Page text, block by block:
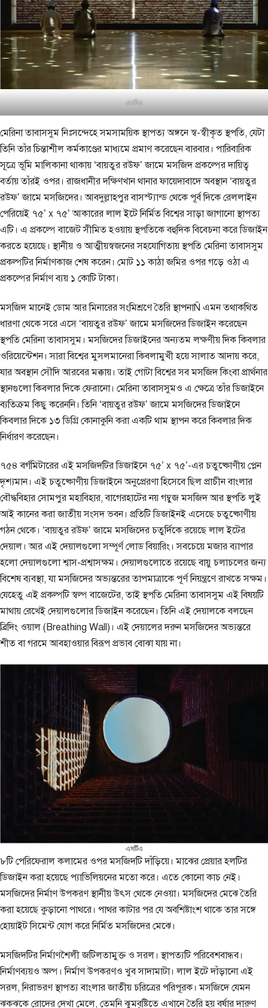
এমটিএ
মেরিনা তাবাসসুম নিঃসন্দেহে সমসাময়িক স্থাপত্য অঙ্গনে স্ব-স্বীকৃত স্থপতি, যেটা
তিনি তাঁর চিন্তাশীল কর্মকাণ্ডের মাধ্যমে প্রমাণ করেছেন বারবার। পারিবারিক
সূত্রে ভূমি মালিকানা থাকায় ‘বায়তুর রউফ’ জামে মসজিদ প্রকল্পের দায়িত্ব
বর্তায় তাঁরই ওপর। রাজধানীর দক্ষিণখান থানার ফায়েদাবাদে অবস্থান ‘বায়তুর
রউফ’ জামে মসজিদের। আবদুল্লাহপুর বাসস্ট্যান্ড থেকে পূর্ব দিকে রেললাইন
পেরিয়েই ৭৫’ x ৭৫’ আকারের লাল ইটে নির্মিত বিশ্বের সাড়া জাগানো স্থাপত্য
এটি। এ প্রকল্পে বাজেট সীমিত হওয়ায় স্থপতিকে বহুদিক বিবেচনা করে ডিজাইন
করতে হয়েছে। স্থানীয় ও আত্মীয়স্বজনের সহযোগিতায় স্থপতি মেরিনা তাবাসসুম
প্রকল্পটির নির্মাণকাজ শেষ করেন। মোট ১১ কাঠা জমির ওপর গড়ে ওঠা এ
প্রকল্পের নির্মাণ ব্যয় ১ কোটি টাকা।
মসজিদ মানেই ডোম আর মিনারের সংমিশ্রণে তৈরি স্থাপনাÑ এমন তথাকথিত
ধারণা থেকে সরে এসে ‘বায়তুর রউফ’ জামে মসজিদের ডিজাইন করেছেন
স্থপতি মেরিনা তাবাসসুম। মসজিদের ডিজাইনের অন্যতম লক্ষণীয় দিক কিবলার
ওরিয়েন্টেশন। সারা বিশ্বের মুসলমানেরা কিবলামুখী হয়ে সালাত আদায় করে,
যার অবস্থান সৌদি আরবের মক্কায়। তাই গোটা বিশ্বের সব মসজিদ কিংবা প্রার্থনার
স্থানগুলো কিবলার দিকে ফেরানো। মেরিনা তাবাসসুমও এ ক্ষেত্রে তাঁর ডিজাইনে
ব্যতিক্রম কিছু করেননি। তিনি ‘বায়তুর রউফ’ জামে মসজিদের ডিজাইনে
কিবলার দিকে ১৩ ডিগ্রি কোনাকুনি করা একটি থাম স্থাপন করে কিবলার দিক
নির্ধারণ করেছেন।
৭৫৪ বর্গমিটারের এই মসজিদটির ডিজাইনে ৭৫’ x ৭৫’-এর চতুষ্কোণীয় প্লেন
দৃশ্যমান। এই চতুষ্কোণীয় ডিজাইনে অনুপ্রেরণা হিসেবে ছিল প্রাচীন বাংলার
বৌদ্ধবিহার সোমপুর মহাবিহার, বাগেরহাটের নয় গম্বুজ মসজিদ আর স্থপতি লুই
আই কানের করা জাতীয় সংসদ ভবন। প্রতিটি ডিজাইনই এসেছে চতুষ্কোণীয়
গঠন থেকে। ‘বায়তুর রউফ’ জামে মসজিদের চতুর্দিকে রয়েছে লাল ইটের
দেয়াল। আর এই দেয়ালগুলো সম্পূর্ণ লোড বিয়ারিং। সবচেয়ে মজার ব্যাপার
হলো দেয়ালগুলো শ্বাস-প্রশ্বাসক্ষম। দেয়ালগুলোতে রয়েছে বায়ু চলাচলের জন্য
বিশেষ ব্যবস্থা, যা মসজিদের অভ্যন্তরের তাপমাত্রাকে পূর্ণ নিয়ন্ত্রণে রাখতে সক্ষম।
যেহেতু এই প্রকল্পটি স্বল্প বাজেটের, তাই স্থপতি মেরিনা তাবাসসুম এই বিষয়টি
মাথায় রেখেই দেয়ালগুলোর ডিজাইন করেছেন। তিনি এই দেয়ালকে বলছেন
ব্রিদিং ওয়াল (Breathing Wall)। এই দেয়ালের দরুন মসজিদের অভ্যন্তরে
শীত বা গরমে আবহাওয়ার বিরূপ প্রভাব বোঝা যায় না।
এমটিএ
৮টি পেরিফেরাল কলামের ওপর মসজিদটি দাঁড়িয়ে। মাঝের প্রেয়ার হলটির
ডিজাইন করা হয়েছে প্যাভিলিয়নের মতো করে। এতে কোনো কাচ নেই।
মসজিদের নির্মাণ উপকরণ স্থানীয় উৎস থেকে নেওয়া। মসজিদের মেঝে তৈরি
করা হয়েছে কুড়ানো পাথরে। পাথর কাটার পর যে অবশিষ্টাংশ থাকে তার সঙ্গে
হোয়াইট সিমেন্ট যোগ করে নির্মিত মসজিদের মেঝে।
মসজিদটির নির্মাণশৈলী জটিলতামুক্ত ও সরল। স্থাপত্যটি পরিবেশবান্ধব।
নির্মাণব্যয়ও অল্প। নির্মাণ উপকরণও খুব সাদামাটা। লাল ইটে দাঁড়ানো এই
সরল, নিরাভরণ স্থাপত্য বাংলার জাতীয় চরিত্রের পরিপূরক। মসজিদে যেমন
ঝকঝকে রোদের দেখা মেলে, তেমনি ঝুমবৃষ্টিতে এখানে তৈরি হয় বর্ষার দারুণ